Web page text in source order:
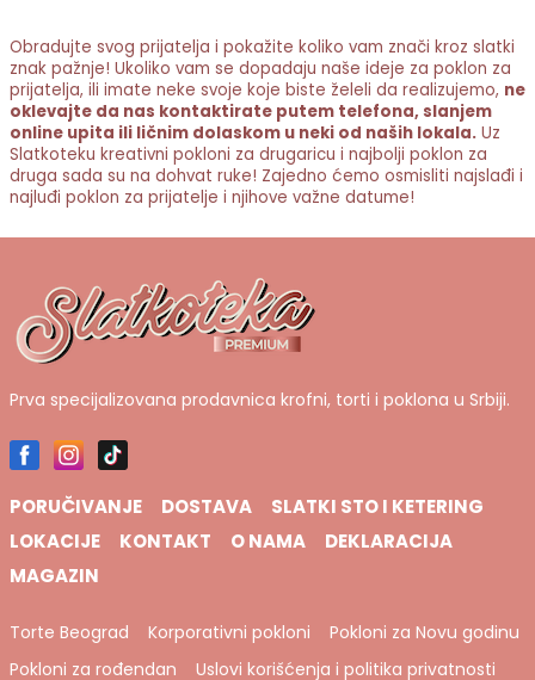
Obradujte svog prijatelja i pokažite koliko vam znači kroz slatki
znak pažnje! Ukoliko vam se dopadaju naše ideje za poklon za
prijatelja, ili imate neke svoje koje biste želeli da realizujemo, ne
oklevajte da nas kontaktirate putem telefona, slanjem
online upita ili ličnim dolaskom u neki od naših lokala. Uz
Slatkoteku kreativni pokloni za drugaricu i najbolji poklon za
druga sada su na dohvat ruke! Zajedno ćemo osmisliti najslađi i
najluđi poklon za prijatelje i njihove važne datume!
Prva specijalizovana prodavnica krofni, torti i poklona u Srbiji.
PORUČIVANJE DOSTAVA
SLATKI STO I KETERING
LOKACIJE
KONTAKT O NAMA
DEKLARACIJA
MAGAZIN
Torte Beograd Korporativni pokloni
Pokloni za Novu godinu
Pokloni za rođendan
Uslovi korišćenja i politika privatnosti